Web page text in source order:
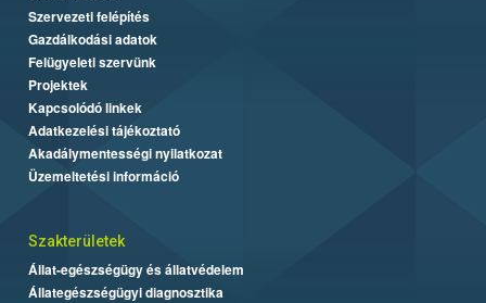
Szervezeti felépítés
Gazdálkodási adatok
Felügyeleti szervünk
Projektek
Kapcsolódó linkek
Adatkezelési tájékoztató
Akadálymentességi nyilatkozat
Üzemeltetési információ
Szakterületek
Állat-egészségügy és állatvédelem
Állategészségügyi diagnosztika